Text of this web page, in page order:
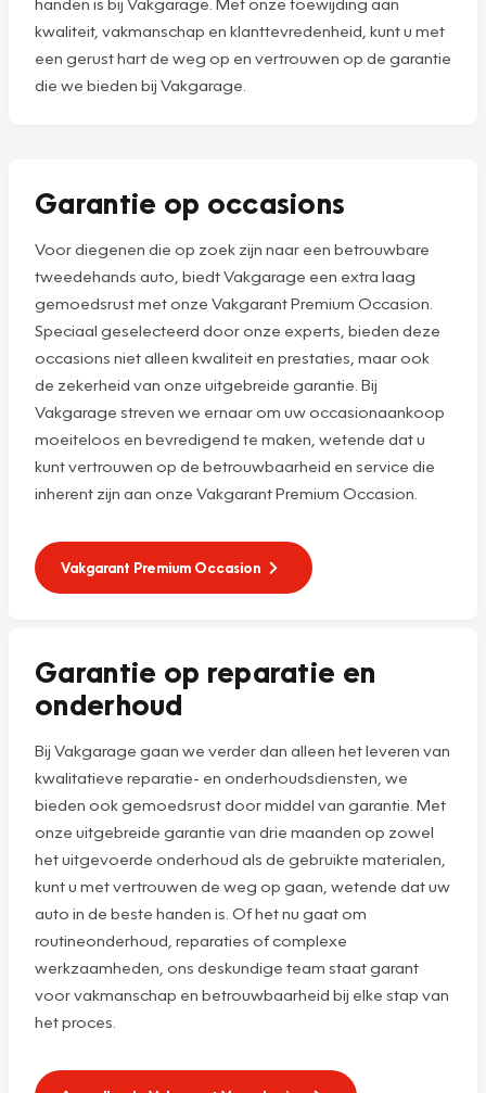
kwaliteit, vakmanschap en klanttevredenheid, kunt u met
een gerust hart de weg op en vertrouwen op de garantie
die we bieden bij Vakgarage.
Garantie op occasions
Voor diegenen die op zoek zijn naar een betrouwbare
tweedehands auto, biedt Vakgarage een extra laag
gemoedsrust met onze Vakgarant Premium Occasion.
Speciaal geselecteerd door onze experts, bieden deze
occasions niet alleen kwaliteit en prestaties, maar ook
de zekerheid van onze uitgebreide garantie. Bij
Vakgarage streven we ernaar om uw occasionaankoop
moeiteloos en bevredigend te maken, wetende dat u
kunt vertrouwen op de betrouwbaarheid en service die
inherent zijn aan onze Vakgarant Premium Occasion.
Vakgarant Premium Occasion
Garantie op reparatie en
onderhoud
Bij Vakgarage gaan we verder dan alleen het leveren van
kwalitatieve reparatie- en onderhoudsdiensten, we
bieden ook gemoedsrust door middel van garantie. Met
onze uitgebreide garantie van drie maanden op zowel
het uitgevoerde onderhoud als de gebruikte materialen,
kunt u met vertrouwen de weg op gaan, wetende dat uw
auto in de beste handen is. Of het nu gaat om
routineonderhoud, reparaties of complexe
werkzaamheden, ons deskundige team staat garant
voor vakmanschap en betrouwbaarheid bij elke stap van
het proces.